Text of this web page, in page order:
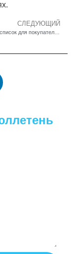
СЛЕДУЮЩИЙ
Контрольный список для покупателя по выбору надежных взрывозащищенных телефонов